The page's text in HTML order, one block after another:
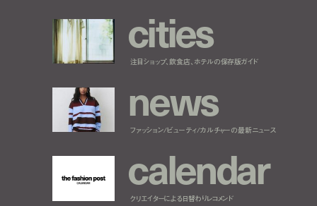
cities
注目ショップ、飲食店、ホテルの保存版ガイド
news
ファッション/ビューティ/カルチャーの最新ニュース
calendar
クリエイターによる日替わりレコメンド